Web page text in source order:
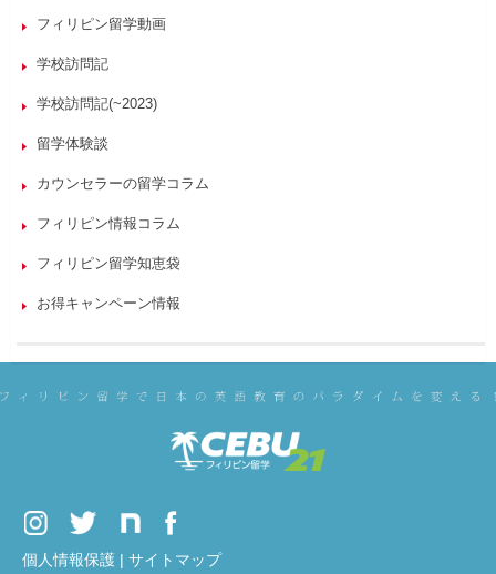
フィリピン留学動画
学校訪問記
学校訪問記(~2023)
留学体験談
カウンセラーの留学コラム
フィリピン情報コラム
フィリピン留学知恵袋
お得キャンペーン情報
個人情報保護 | サイトマップ